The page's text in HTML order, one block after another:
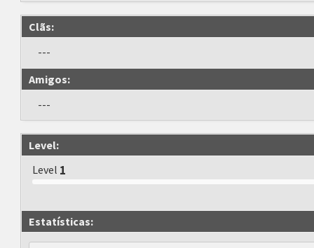
Clãs:
---
Amigos:
---
Level:
Level 1
Estatísticas: